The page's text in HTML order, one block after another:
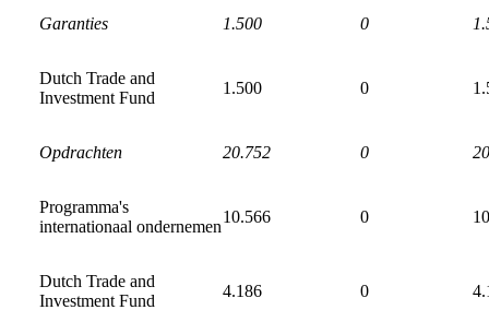
Garanties 1.500 0
Dutch Trade and
Investment Fund
1.500 0
Opdrachten 20.752 0
Programma's
internationaal ondernemen
10.566 0
Dutch Trade and
Investment Fund
4.186 0